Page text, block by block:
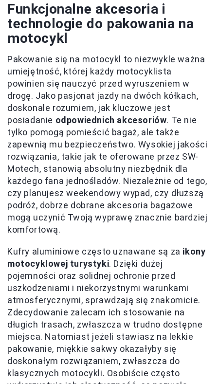
Funkcjonalne akcesoria i
technologie do pakowania na
motocykl
Pakowanie się na motocykl to niezwykle ważna
umiejętność, której każdy motocyklista
powinien się nauczyć przed wyruszeniem w
drogę. Jako pasjonat jazdy na dwóch kółkach,
doskonale rozumiem, jak kluczowe jest
posiadanie odpowiednich akcesoriów. Te nie
tylko pomogą pomieścić bagaż, ale także
zapewnią mu bezpieczeństwo. Wysokiej jakości
rozwiązania, takie jak te oferowane przez SW-
Motech, stanowią absolutny niezbędnik dla
każdego fana jednośladów. Niezależnie od tego,
czy planujesz weekendowy wypad, czy dłuższą
podróż, dobrze dobrane akcesoria bagażowe
mogą uczynić Twoją wyprawę znacznie bardziej
komfortową.
Kufry aluminiowe często uznawane są za ikony
motocyklowej turystyki. Dzięki dużej
pojemności oraz solidnej ochronie przed
uszkodzeniami i niekorzystnymi warunkami
atmosferycznymi, sprawdzają się znakomicie.
Zdecydowanie zalecam ich stosowanie na
długich trasach, zwłaszcza w trudno dostępne
miejsca. Natomiast jeżeli stawiasz na lekkie
pakowanie, miękkie sakwy okazałyby się
doskonałym rozwiązaniem, zwłaszcza do
klasycznych motocykli. Osobiście często